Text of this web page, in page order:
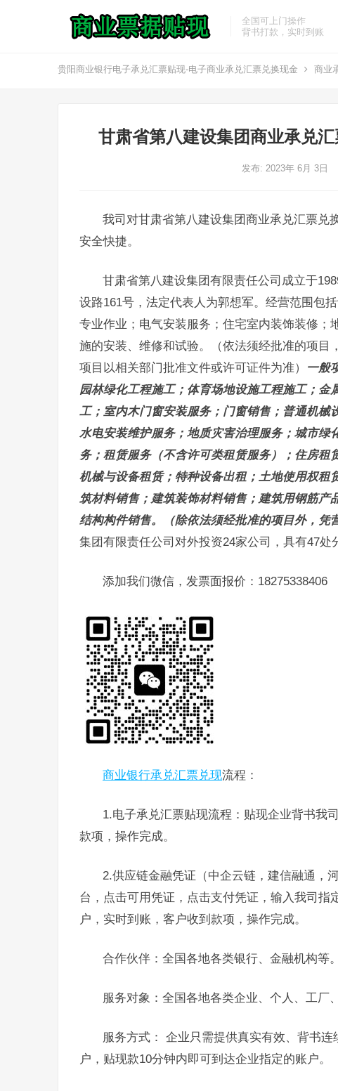
全国可上门操作
背书打款，实时到账
贵阳商业银行电子承兑汇票贴现-电子商业承兑汇票兑换现金 商业
甘肃省第八建设集团商业承兑
发布: 2023年 6月 3日
我司对甘肃省第八建设集团商业承兑汇票兑
安全快捷。
甘肃省第八建设集团有限责任公司成立于
设路161号，法定代表人为郭想军。经营范围包
专业作业；电气安装服务；住宅室内装饰装修
施的安装、维修和试验。（依法须经批准的项
项目以相关部门批准文件或许可证件为准）
一般
园林绿化工程施工；体育场地设施工程施工；
工；室内木门窗安装服务；门窗销售；普通机
水电安装维护服务；地质灾害治理服务；城市
务；租赁服务（不含许可类租赁服务）；住房
机械与设备租赁；特种设备出租；土地使用权
筑材料销售；建筑装饰材料销售；建筑用钢筋
结构构件销售。（除依法须经批准的项目外，凭
集团有限责任公司对外投资24家公司，具有47处
添加我们微信，发票面报价：18275338406
商业银行承兑汇票兑现流程：
1.电子承兑汇票贴现流程：贴现企业背书我
款项，操作完成。
2.供应链金融凭证（中企云链，建信融通，
台，点击可用凭证，点击支付凭证，输入我司
户，实时到账，客户收到款项，操作完成。
合作伙伴：全国各地各类银行、金融机构等。
服务对象：全国各地各类企业、个人、工厂
服务方式： 企业只需提供真实有效、背书
户，贴现款10分钟内即可到达企业指定的账户。